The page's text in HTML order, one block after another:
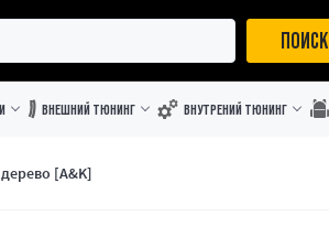
ПОИСК
ВНЕШНИЙ ТЮНИНГ ВНУТРЕНИЙ ТЮНИНГ
[A&K]